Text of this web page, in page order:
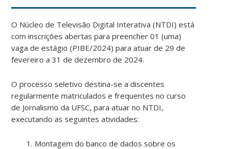
O Núcleo de Televisão Digital Interativa (NTDI) está
com inscrições abertas para preencher 01 (uma)
vaga de estágio (PIBE/2024) para atuar de 29 de
fevereiro a 31 de dezembro de 2024.
O processo seletivo destina-se a discentes
regularmente matriculados e frequentes no curso
de Jornalismo da UFSC, para atuar no NTDI,
executando as seguintes atividades:
1. Montagem do banco de dados sobre os